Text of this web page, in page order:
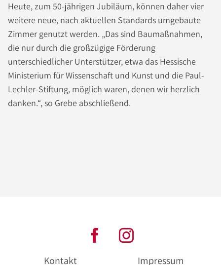
Heute, zum 50-jährigen Jubiläum, können daher vier
weitere neue, nach aktuellen Standards umgebaute
Zimmer genutzt werden. „Das sind Baumaßnahmen,
die nur durch die großzügige Förderung
unterschiedlicher Unterstützer, etwa das Hessische
Ministerium für Wissenschaft und Kunst und die Paul-
Lechler-Stiftung, möglich waren, denen wir herzlich
danken.“, so Grebe abschließend.
Kontakt Impressum